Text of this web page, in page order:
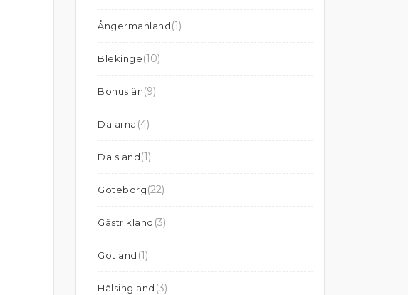
Ångermanland(1)
Blekinge(10)
Bohuslän(9)
Dalarna (4)
Dalsland(1)
Göteborg(22)
Gästrikland (3)
Gotland (1)
Hälsingland (3)